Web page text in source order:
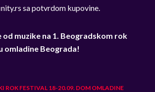
sa potvrdom kupovine.
muzike na 1. Beogradskom rok
omladine Beograda!
ROK FESTIVAL 18-20.09. DOM OMLADINE